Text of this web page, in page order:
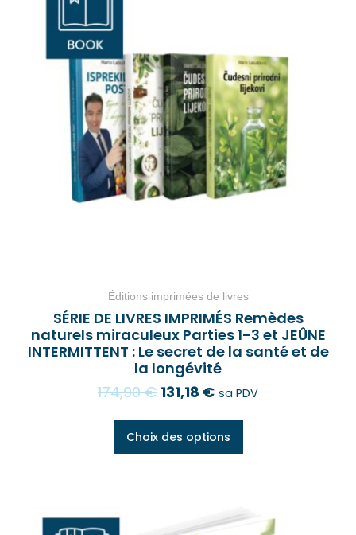
Éditions imprimées de livres
SÉRIE DE LIVRES IMPRIMÉS Remèdes
naturels miraculeux Parties 1-3 et JEÛNE
INTERMITTENT : Le secret de la santé et de
la longévité
174,90€ 131,18 € sa PDV
Choix des options